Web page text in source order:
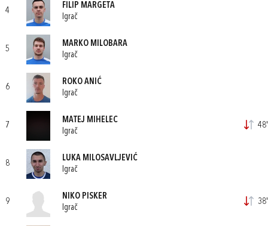
4
FILIP MARGETA
Igrač
5
MARKO MILOBARA
Igrač
6
ROKO ANIĆ
Igrač
7
MATEJ MIHELEC
Igrač
48'
8
LUKA MILOSAVLJEVIĆ
Igrač
9
NIKO PISKER
Igrač
38'